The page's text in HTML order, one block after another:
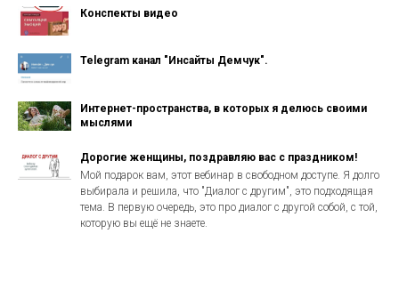
Конспекты видео
Telegram канал "Инсайты Демчук".
Интернет-пространства, в которых я делюсь своими
мыслями
Дорогие женщины, поздравляю вас с праздником!
Мой подарок вам, этот вебинар в свободном доступе. Я долго
выбирала и решила, что "Диалог с другим", это подходящая
тема. В первую очередь, это про диалог с другой собой, с той,
которую вы ещё не знаете.